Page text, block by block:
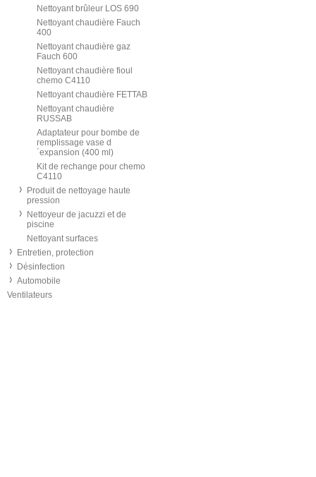
Nettoyant brûleur LOS 690
Nettoyant chaudière Fauch
400
Nettoyant chaudière gaz
Fauch 600
Nettoyant chaudière fioul
chemo C4110
Nettoyant chaudière FETTAB
Nettoyant chaudière
RUSSAB
Adaptateur pour bombe de
remplissage vase d
´expansion (400 ml)
Kit de rechange pour chemo
C4110
Produit de nettoyage haute
pression
Nettoyeur de jacuzzi et de
piscine
Nettoyant surfaces
Entretien, protection
Désinfection
Automobile
Ventilateurs